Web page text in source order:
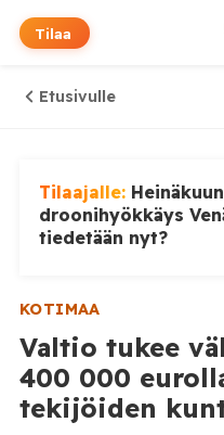
Tilaa
Etusivulle
Tilaajalle:
droonihyökkäys
tiedetään nyt?
KOTIMAA
Valtio tukee
400 000
tekijöiden